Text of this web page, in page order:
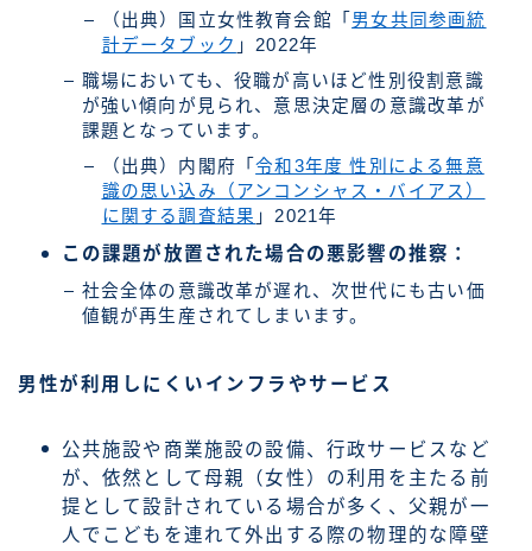
（出典）国立女性教育会館「 男女共同参画統
計データブック 」2022年
職場においても、役職が高いほど性別役割意識
が強い傾向が見られ、意思決定層の意識改革が
課題となっています。
（出典）内閣府「令和3年度 性別による無意
識の思い込み（アンコンシャス・バイアス）
に関する調査結果 」2021年
この課題が放置された場合の悪影響の推察：
社会全体の意識改革が遅れ、次世代にも古い価
値観が再生産されてしまいます。
男性が利用しにくいインフラやサービス
公共施設や商業施設の設備、行政サービスなど
が、依然として母親（女性）の利用を主たる前
提として設計されている場合が多く、父親が一
人でこどもを連れて外出する際の物理的な障壁